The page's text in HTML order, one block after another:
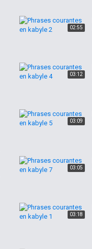
02:55
03:12
03:09
03:05
03:18